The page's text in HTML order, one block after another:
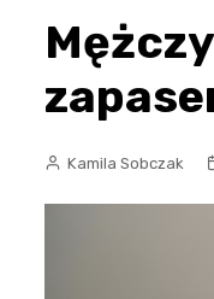
Kamila Sobczak